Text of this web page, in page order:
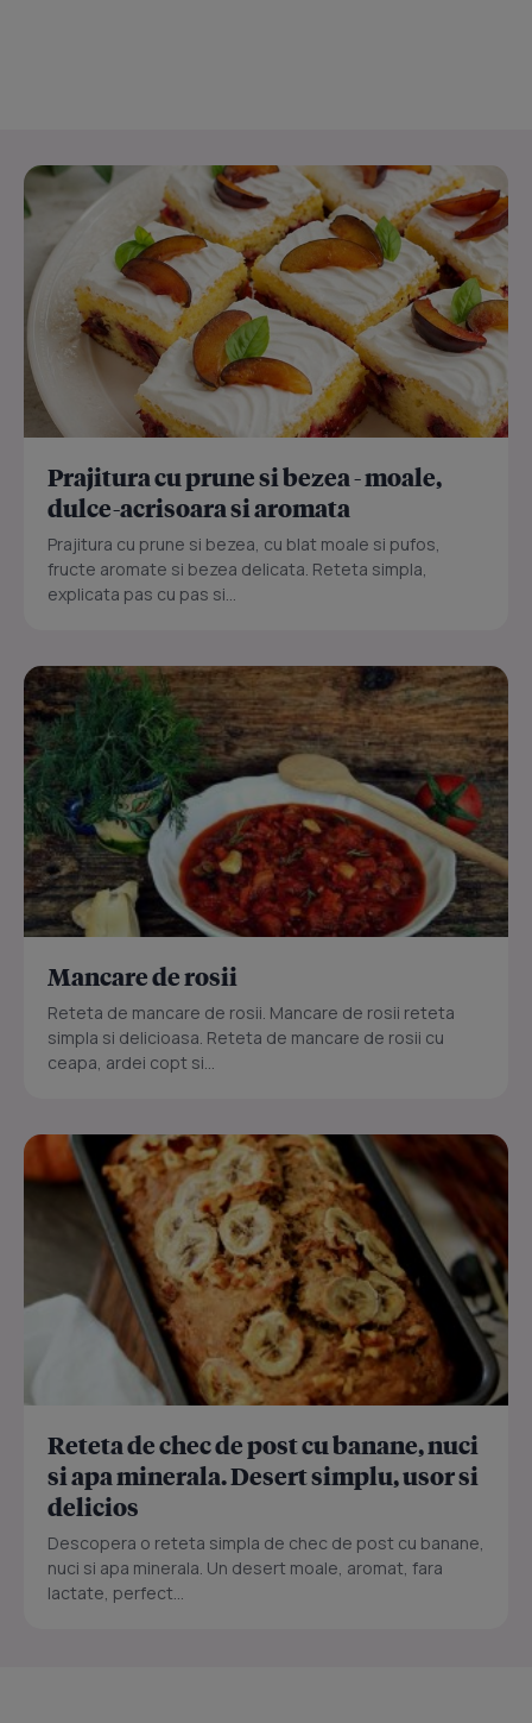
Prajitura cu prune si bezea - moale,
dulce-acrisoara si aromata
Prajitura cu prune si bezea, cu blat moale si pufos,
fructe aromate si bezea delicata. Reteta simpla,
explicata pas cu pas si...
Mancare de rosii
Reteta de mancare de rosii. Mancare de rosii reteta
simpla si delicioasa. Reteta de mancare de rosii cu
ceapa, ardei copt si...
Reteta de chec de post cu banane, nuci
si apa minerala. Desert simplu, usor si
delicios
Descopera o reteta simpla de chec de post cu banane,
nuci si apa minerala. Un desert moale, aromat, fara
lactate, perfect...